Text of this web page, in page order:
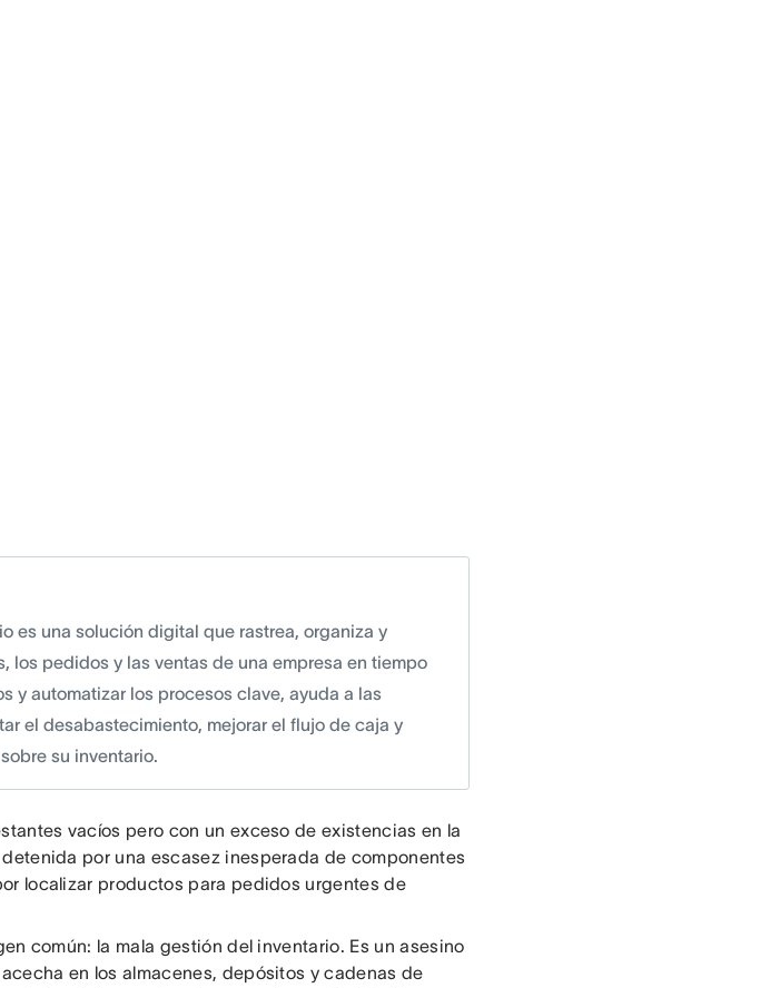
es una solución digital que rastrea, organiza y
los pedidos y las ventas de una empresa en tiempo
y automatizar los procesos clave, ayuda a las
el desabastecimiento, mejorar el flujo de caja y
su inventario.
vacíos pero con un exceso de existencias en la
por una escasez inesperada de componentes
localizar productos para pedidos urgentes de
común: la mala gestión del inventario. Es un asesino
en los almacenes, depósitos y cadenas de